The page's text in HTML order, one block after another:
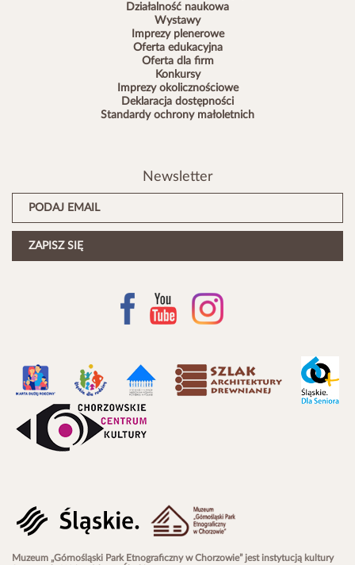
Działalność naukowa
Wystawy
Imprezy plenerowe
Oferta edukacyjna
Oferta dla firm
Konkursy
Imprezy okolicznościowe
Deklaracja dostępności
Standardy ochrony małoletnich
Newsletter
Muzeum „Górnośląski Park Etnograficzny w Chorzowie” jest instytucją kultury